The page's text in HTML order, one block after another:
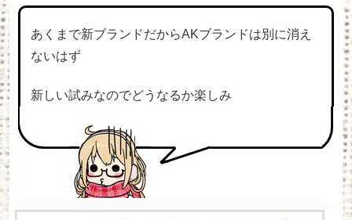
あくまで新ブランドだからAKブランドは別に消え
ないはず
新しい試みなのでどうなるか楽しみ